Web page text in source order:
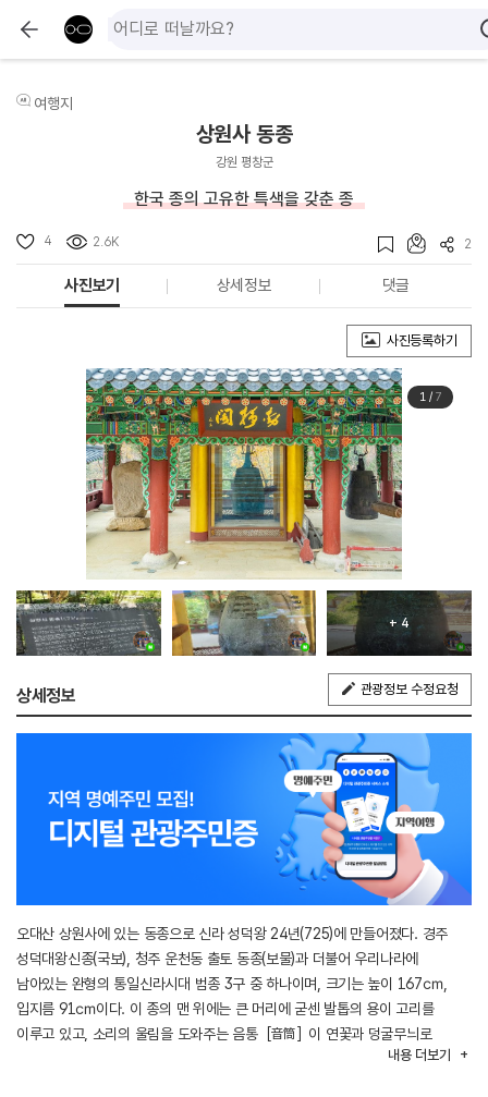
여행지
상원사 동종
강원 평창군
한국 종의 고유한 특색을 갖춘 종
4 2.6K 2
사진보기 상세정보 댓글
사진등록하기
1/ 7
+ 4
상세정보 관광정보 수정요청
오대산 상원사에 있는 동종으로 신라 성덕왕 24년(725)에 만들어졌다. 경주
성덕대왕신종(국보), 청주 운천동 출토 동종(보물)과 더불어 우리나라에
남아있는 완형의 통일신라시대 범종 3구 중 하나이며, 크기는 높이 167㎝,
입지름 91㎝이다. 이 종의 맨 위에는 큰 머리에 굳센 발톱의 용이 고리를
이루고 있고, 소리의 울림을 도와주는 음통［音筒］이 연꽃과 덩굴무늬로
장식되어 있다. 종 몸체의 아래와 위에 있는 넓은 띠와 사각형의 연곽［蓮廓］은
내용 더보기